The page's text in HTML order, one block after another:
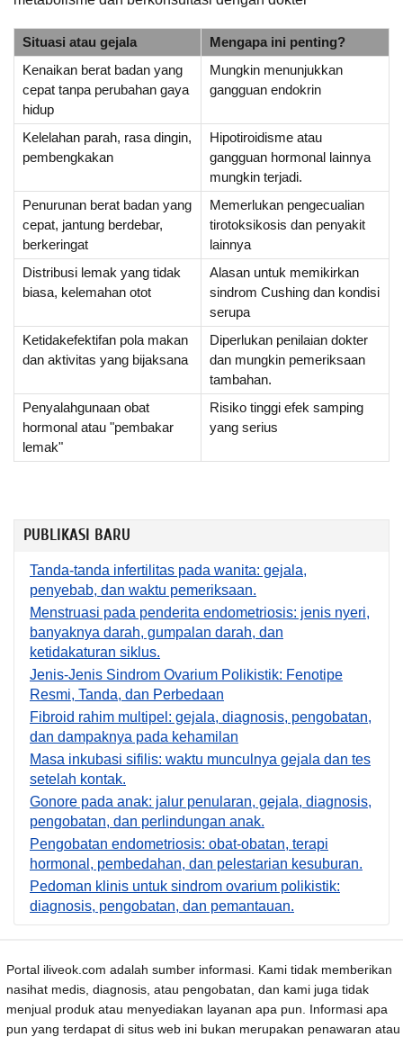
Situasi atau gejala
Mengapa ini penting?
Kenaikan berat badan yang
cepat tanpa perubahan gaya
hidup
Mungkin menunjukkan
gangguan endokrin
Kelelahan parah, rasa dingin,
pembengkakan
Hipotiroidisme atau
gangguan hormonal lainnya
mungkin terjadi.
Penurunan berat badan yang
cepat, jantung berdebar,
berkeringat
Memerlukan pengecualian
tirotoksikosis dan penyakit
lainnya
Distribusi lemak yang tidak
biasa, kelemahan otot
Alasan untuk memikirkan
sindrom Cushing dan kondisi
serupa
Ketidakefektifan pola makan
dan aktivitas yang bijaksana
Diperlukan penilaian dokter
dan mungkin pemeriksaan
tambahan.
Penyalahgunaan obat
hormonal atau "pembakar
lemak"
Risiko tinggi efek samping
yang serius
PUBLIKASI BARU
Tanda-tanda infertilitas pada wanita: gejala,
penyebab, dan waktu pemeriksaan.
Menstruasi pada penderita endometriosis: jenis nyeri,
banyaknya darah, gumpalan darah, dan
ketidakaturan siklus.
Jenis-Jenis Sindrom Ovarium Polikistik: Fenotipe
Resmi, Tanda, dan Perbedaan
Fibroid rahim multipel: gejala, diagnosis, pengobatan,
dan dampaknya pada kehamilan
Masa inkubasi sifilis: waktu munculnya gejala dan tes
setelah kontak.
Gonore pada anak: jalur penularan, gejala, diagnosis,
pengobatan, dan perlindungan anak.
Pengobatan endometriosis: obat-obatan, terapi
hormonal, pembedahan, dan pelestarian kesuburan.
Pedoman klinis untuk sindrom ovarium polikistik:
diagnosis, pengobatan, dan pemantauan.
Portal iliveok.com adalah sumber informasi. Kami tidak memberikan
nasihat medis, diagnosis, atau pengobatan, dan kami juga tidak
menjual produk atau menyediakan layanan apa pun. Informasi apa
pun yang terdapat di situs web ini bukan merupakan penawaran atau